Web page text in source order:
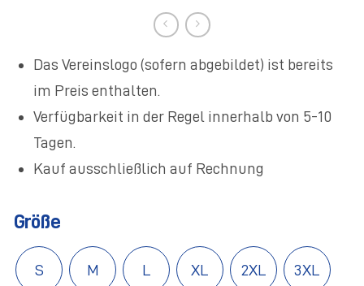
Das Vereinslogo (sofern abgebildet) ist bereits
im Preis enthalten.
Verfügbarkeit in der Regel innerhalb von 5-10
Tagen.
Kauf ausschließlich auf Rechnung
Größe
S M L XL 2XL 3XL